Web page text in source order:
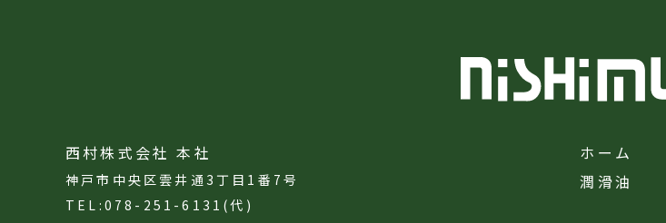
西村株式会社 本社
神戸市中央区雲井通3丁目1番7号
TEL:078-251-6131(代)
ホーム
潤滑油